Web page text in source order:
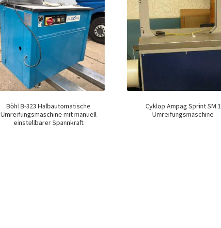
Böhl B-323 Halbautomatische
Umreifungsmaschine mit manuell
einstellbarer Spannkraft
Cyklop Ampag Sprint SM 1
Umreifungsmaschine